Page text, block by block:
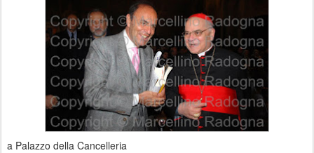
a Palazzo della Cancelleria